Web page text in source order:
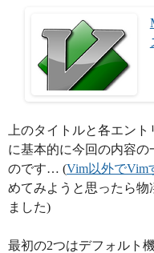
上のタイトルと各エン
に基本的に今回の内容
のです… (Vim以外でVim
めてみようと思ったら
ました)
最初の2つはデフォルト